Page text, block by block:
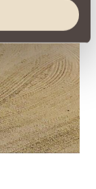
inoltre
sito con i
dati web,
combinarle
o che hanno